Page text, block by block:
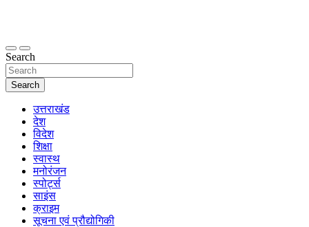
thetoptennews.com
Search
Search
उत्तराखंड
देश
विदेश
शिक्षा
स्वास्थ
मनोरंजन
स्पोर्ट्स
साइंस
क्राइम
सूचना एवं प्रौद्योगिकी